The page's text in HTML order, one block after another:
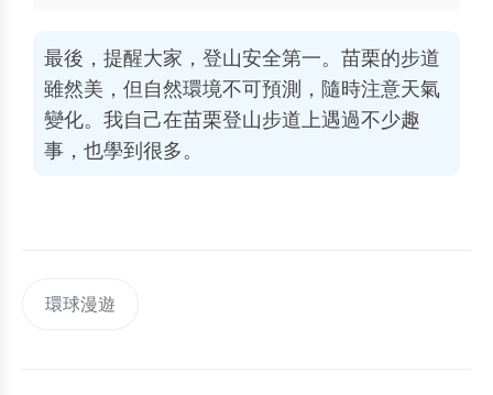
最後，提醒大家，登山安全第一。苗栗的步道
雖然美，但自然環境不可預測，隨時注意天氣
變化。我自己在苗栗登山步道上遇過不少趣
事，也學到很多。
環球漫遊